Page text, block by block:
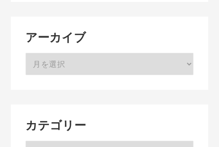
アーカイブ
カテゴリー